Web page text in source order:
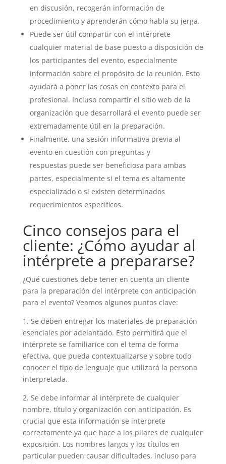
en discusión, recogerán información de
procedimiento y aprenderán cómo habla su jerga.
Puede ser útil compartir con el intérprete
cualquier material de base puesto a disposición de
los participantes del evento, especialmente
información sobre el propósito de la reunión. Esto
ayudará a poner las cosas en contexto para el
profesional. Incluso compartir el sitio web de la
organización que desarrollará el evento puede ser
extremadamente útil en la preparación.
Finalmente, una sesión informativa previa al
evento en cuestión con preguntas y
respuestas puede ser beneficiosa para ambas
partes, especialmente si el tema es altamente
especializado o si existen determinados
requerimientos específicos.
Cinco consejos para el
cliente: ¿Cómo ayudar al
intérprete a prepararse?
¿Qué cuestiones debe tener en cuenta un cliente
para la preparación del intérprete con anticipación
para el evento? Veamos algunos puntos clave:
1. Se deben entregar los materiales de preparación
esenciales por adelantado. Esto permitirá que el
intérprete se familiarice con el tema de forma
efectiva, que pueda contextualizarse y sobre todo
conocer el tipo de lenguaje que utilizará la persona
interpretada.
2. Se debe informar al intérprete de cualquier
nombre, título y organización con anticipación. Es
crucial que esta información se interprete
correctamente ya que hace a los pilares de cualquier
exposición. Los nombres largos y los títulos en
particular pueden causar dificultades, incluso para